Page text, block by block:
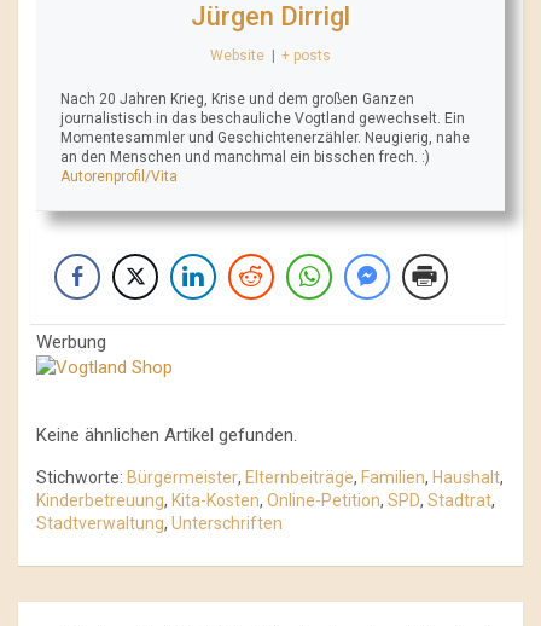
Jürgen Dirrigl
Website + posts
Nach 20 Jahren Krieg, Krise und dem großen Ganzen
journalistisch in das beschauliche Vogtland gewechselt. Ein
Momentesammler und Geschichtenerzähler. Neugierig, nahe
an den Menschen und manchmal ein bisschen frech. :)
Autorenprofil/Vita
Werbung
Keine ähnlichen Artikel gefunden.
Stichworte: Bürgermeister, Elternbeiträge, Familien, Haushalt,
Kinderbetreuung, Kita-Kosten, Online-Petition, SPD, Stadtrat,
Stadtverwaltung, Unterschriften